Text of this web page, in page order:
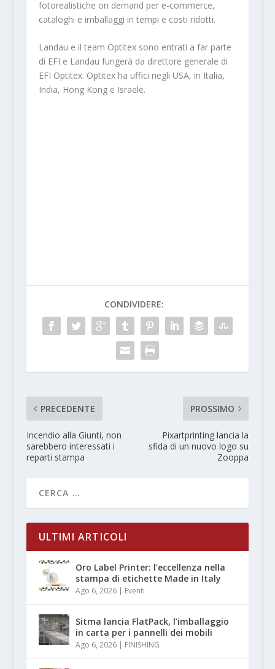
fotorealistiche on demand per e-commerce,
cataloghi e imballaggi in tempi e costi ridotti.
Landau e il team Optitex sono entrati a far parte
di EFI e Landau fungerà da direttore generale di
EFI Optitex. Optitex ha uffici negli USA, in Italia,
India, Hong Kong e Israele.
CONDIVIDERE:
PRECEDENTE
Incendio alla Giunti, non
sarebbero interessati i
reparti stampa
PROSSIMO
Pixartprinting lancia la
sfida di un nuovo logo su
Zooppa
ULTIMI ARTICOLI
Oro Label Printer: l’eccellenza nella
stampa di etichette Made in Italy
Ago 6, 2026| Eventi
Sitma lancia FlatPack, l’imballaggio
in carta per i pannelli dei mobili
Ago 6, 2026| FINISHING